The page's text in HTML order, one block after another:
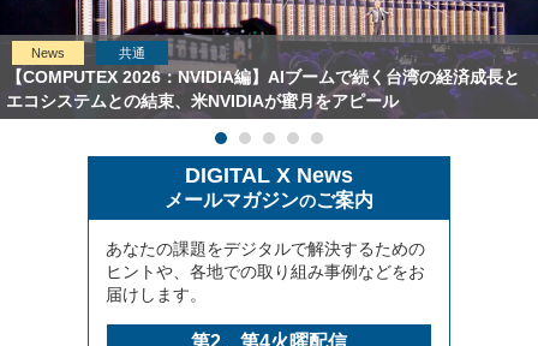
News 共通
【COMPUTEX 2026：NVIDIA編】AIブームで続く台湾の経済成長と
エコシステムとの結束、米NVIDIAが蜜月をアピール
DIGITAL X News
メールマガジンのご案内
あなたの課題をデジタルで解決するための
ヒントや、各地での取り組み事例などをお
届けします。
第2、第4火曜配信